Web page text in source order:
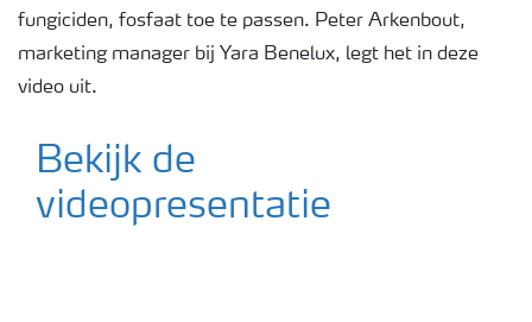
Meststoffen veiligheid
Webinars
fungiciden, fosfaat toe te passen. Peter Arkenbout,
marketing manager bij Yara Benelux, legt het in deze
video uit.
Bekijk de
videopresentatie